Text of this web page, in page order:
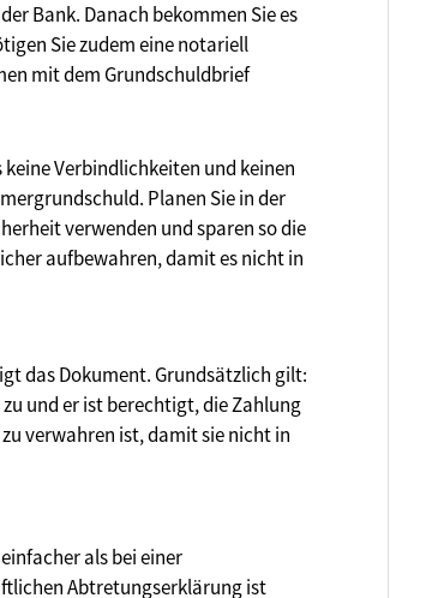
Bank. Danach bekommen Sie es
Sie zudem eine notariell
mit dem Grundschuldbrief
Verbindlichkeiten und keinen
Planen Sie in der
verwenden und sparen so die
aufbewahren, damit es nicht in
das Dokument. Grundsätzlich gilt:
und er ist berechtigt, die Zahlung
verwahren ist, damit sie nicht in
als bei einer
Abtretungserklärung ist